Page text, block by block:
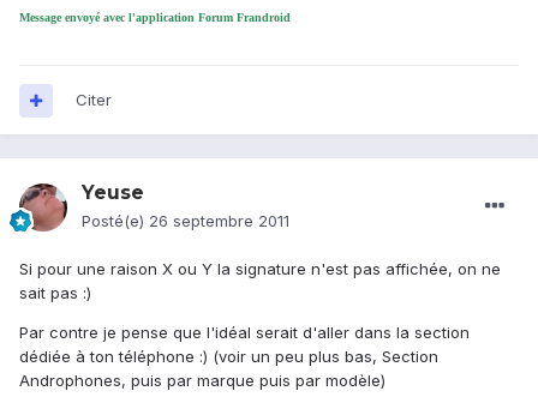
Message envoyé avec l'application Forum Frandroid
Citer
Yeuse
Posté(e) 26 septembre 2011
Si pour une raison X ou Y la signature n'est pas affichée, on ne
sait pas :)
Par contre je pense que l'idéal serait d'aller dans la section
dédiée à ton téléphone :) (voir un peu plus bas, Section
Androphones, puis par marque puis par modèle)